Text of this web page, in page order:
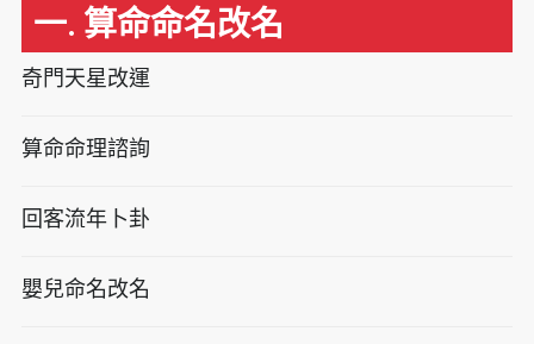
一. 算命命名改名
奇門天星改運
算命命理諮詢
回客流年卜卦
嬰兒命名改名